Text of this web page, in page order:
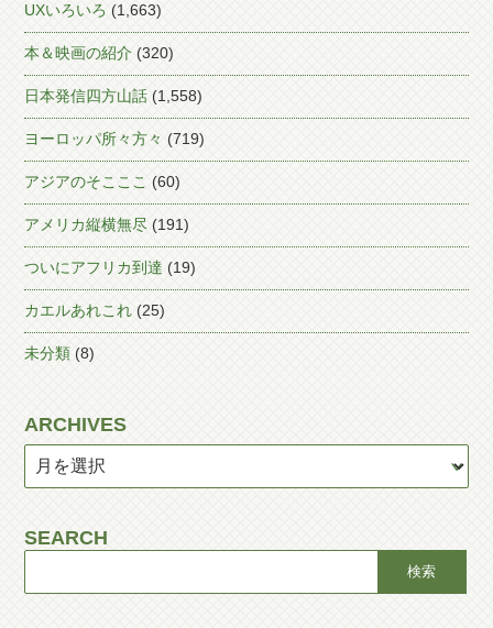
UXいろいろ (1,663)
本＆映画の紹介 (320)
日本発信四方山話 (1,558)
ヨーロッパ所々方々 (719)
アジアのそこここ (60)
アメリカ縦横無尽 (191)
ついにアフリカ到達 (19)
カエルあれこれ (25)
未分類 (8)
ARCHIVES
SEARCH